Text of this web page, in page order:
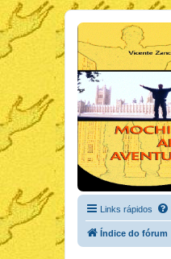
Links rápidos
Índice do fórum